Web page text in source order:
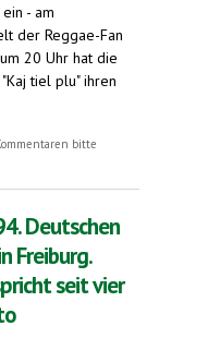
- am
der Reggae-Fan
20 Uhr hat die
tiel plu" ihren
Kongress in
bitte
Deutschen
Freiburg.
seit vier